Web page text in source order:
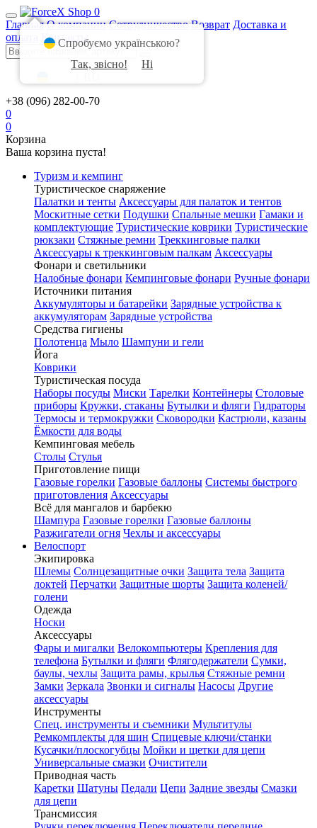
0
Главная О компании Сотрудничество Возврат Доставка и
оплата
Контакты
+38 (096) 282-00-70
0
0
Корзина
Ваша корзина пуста!
Туризм и кемпинг
Туристическое снаряжение
Палатки и тенты Аксессуары для палаток и тентов
Москитные сетки Подушки Спальные мешки Гамаки и
комплектующие Туристические коврики Туристические
рюкзаки Стяжные ремни Треккинговые палки
Аксессуары к треккинговым палкам Аксессуары
Фонари и светильники
Налобные фонари Кемпинговые фонари Ручные фонари
Источники питания
Аккумуляторы и батарейки Зарядные устройства к
аккумуляторам Зарядные устройства
Средства гигиены
Полотенца Мыло Шампуни и гели
Йога
Коврики
Туристическая посуда
Наборы посуды Миски Тарелки Контейнеры Столовые
приборы Кружки, стаканы Бутылки и фляги Гидраторы
Термосы и термокружки Сковородки Кастрюли, казаны
Ёмкости для воды
Кемпинговая мебель
Столы Стулья
Приготовление пищи
Газовые горелки Газовые баллоны Системы быстрого
приготовления Аксессуары
Всё для мангалов и барбекю
Шампура Газовые горелки Газовые баллоны
Разжигатели огня Чехлы и аксессуары
Велоспорт
Экипировка
Шлемы Солнцезащитные очки Защита тела Защита
локтей Перчатки Защитные шорты Защита коленей/
голени
Одежда
Носки
Аксессуары
Фары и мигалки Велокомпьютеры Крепления для
телефона Бутылки и фляги Флягодержатели Сумки,
баулы, чехлы Защита рамы, крылья Стяжные ремни
Замки Зеркала Звонки и сигналы Насосы Другие
аксессуары
Инструменты
Спец. инструменты и съемники Мультитулы
Ремкомплекты для шин Спицевые ключи/станки
Кусачки/плоскогубцы Мойки и щетки для цепи
Универсальные смазки Очистители
Приводная часть
Каретки Шатуны Педали Цепи Задние звезды Смазки
для цепи
Трансмиссия
Спробуємо українською?
Так, звісно!
Ні